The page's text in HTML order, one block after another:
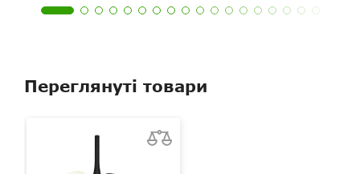
Переглянуті товари